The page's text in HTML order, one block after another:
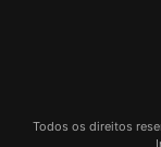
Todos os direitos